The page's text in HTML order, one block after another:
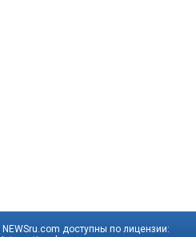
доступны по лицензии: